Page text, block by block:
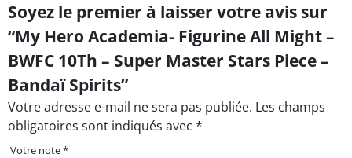
Soyez le premier à laisser votre avis sur
“My Hero Academia- Figurine All Might –
BWFC 10Th – Super Master Stars Piece –
Bandaï Spirits”
Votre adresse e-mail ne sera pas publiée. Les champs
obligatoires sont indiqués avec *
Votre note*